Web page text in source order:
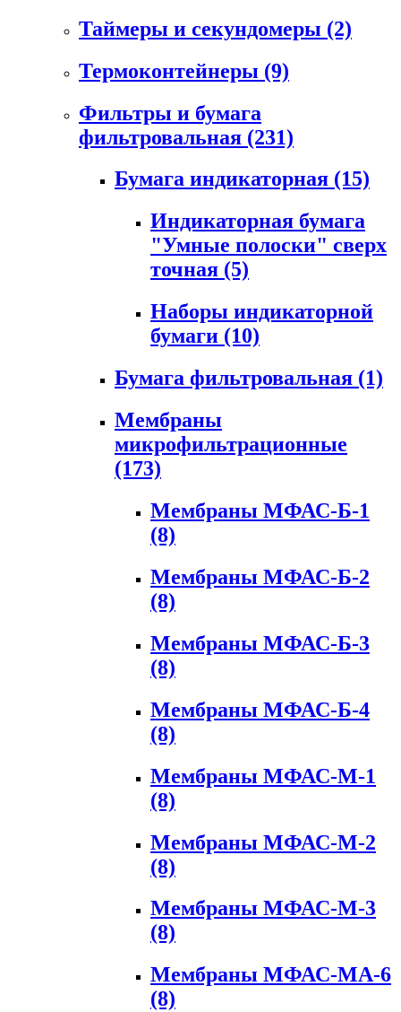
Таймеры и секундомеры (2)
Термоконтейнеры (9)
Фильтры и бумага
фильтровальная (231)
Бумага индикаторная (15)
Индикаторная бумага
"Умные полоски" сверх
точная (5)
Наборы индикаторной
бумаги (10)
Бумага фильтровальная (1)
Мембраны
микрофильтрационные
(173)
Мембраны МФАС-Б-1
(8)
Мембраны МФАС-Б-2
(8)
Мембраны МФАС-Б-3
(8)
Мембраны МФАС-Б-4
(8)
Мембраны МФАС-М-1
(8)
Мембраны МФАС-М-2
(8)
Мембраны МФАС-М-3
(8)
Мембраны МФАС-МА-6
(8)